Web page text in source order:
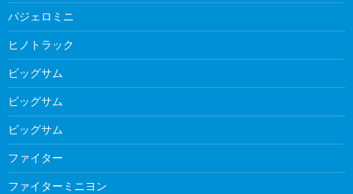
パジェロミニ
ヒノトラック
ビッグサム
ビッグサム
ビッグサム
ファイター
ファイターミニヨン